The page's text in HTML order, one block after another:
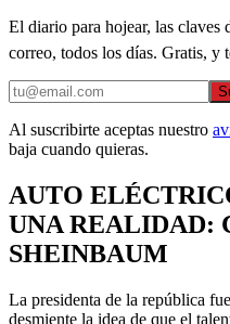
El diario para hojear, las
correo, todos los días. Gratis, y
Al suscribirte aceptas nuestro
baja cuando quieras.
AUTO
UNA REALIDAD:
SHEINBAUM
La presidenta de la república
desmiente la idea de que el